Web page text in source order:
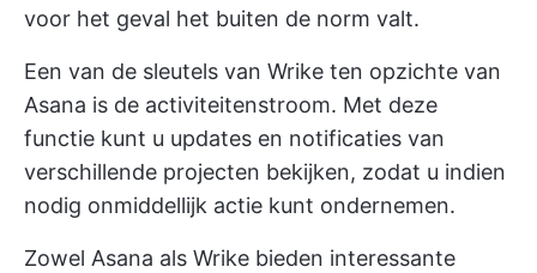
voor het geval het buiten de norm valt.
Een van de sleutels van Wrike ten opzichte van
Asana is de activiteitenstroom. Met deze
functie kunt u updates en notificaties van
verschillende projecten bekijken, zodat u indien
nodig onmiddellijk actie kunt ondernemen.
Zowel Asana als Wrike bieden interessante